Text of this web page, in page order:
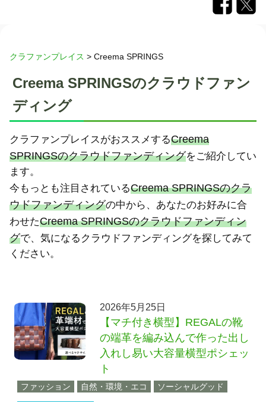
クラファンプレイス > Creema SPRINGS
Creema SPRINGSのクラウドファン
ディング
クラファンプレイスがおススメするCreema
SPRINGSのクラウドファンディングをご紹介してい
ます。
今もっとも注目されているCreema SPRINGSのクラ
ウドファンディングの中から、あなたのお好みに合
わせたCreema SPRINGSのクラウドファンディン
グで、気になるクラウドファンディングを探してみて
ください。
2026年5月25日
【マチ付き横型】REGALの靴
の端革を編み込んで作った出し
入れし易い大容量横型ポシェッ
ト
ファッション 自然・環境・エコ ソーシャルグッド